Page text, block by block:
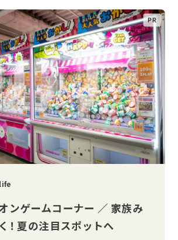
life
ンゲームコーナー ／ 家族み
！ 夏の注目スポットへ